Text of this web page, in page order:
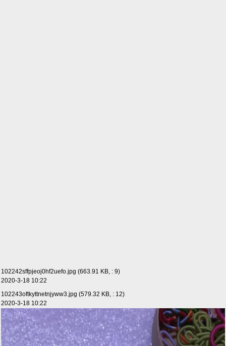
102242sffpjeoj0hf2uefo.jpg (663.91 KB, : 9)
2020-3-18 10:22
102243oftkyttnetnjyww3.jpg (579.32 KB, : 12)
2020-3-18 10:22